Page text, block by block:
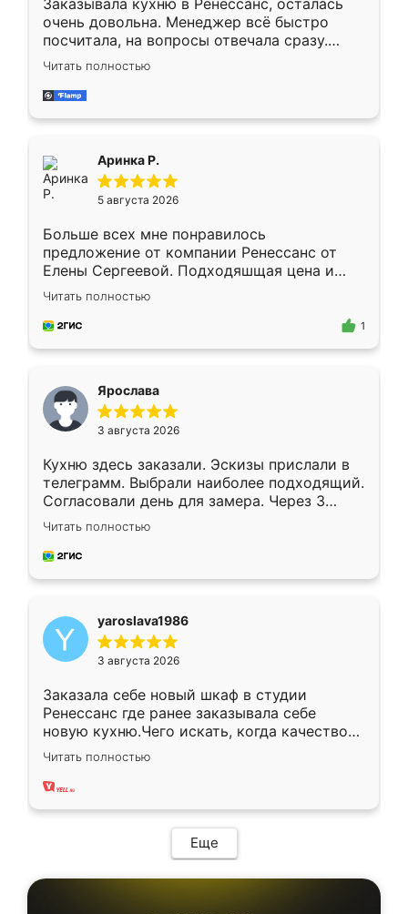
Заказывала кухню в Ренессанс, осталась
очень довольна. Менеджер всё быстро
посчитала, на вопросы отвечала сразу.
Замерщик приехал в субботу, подошёл к
делу со всей ответственностью. Собрали
за день, ребята работали аккуратно, даже
Читать полностью
Аринка Р.
5 августа 2026
Больше всех мне понравилось
предложение от компании Ренессанс от
Елены Сергеевой. Подходяшщая цена и
короткие сроки изготовления. Приехавший
для замера сотрудник Владислав
предложил по моему эскизу самый
Читать полностью
1
Ярослава
3 августа 2026
Кухню здесь заказали. Эскизы прислали в
телеграмм. Выбрали наиболее подходящий.
Согласовали день для замера. Через 3
недели кухня была уже готова. Остались
довольны работой. Спасибо Ренессанс
мебель за качественную работу!
Читать полностью
yaroslava1986
3 августа 2026
Заказала себе новый шкаф в студии
Ренессанс где ранее заказывала себе
новую кухню.Чего искать, когда качеством
вполне довольна. Служит кухня уже почти
два года, нареканий нет.
Читать полностью
Еще